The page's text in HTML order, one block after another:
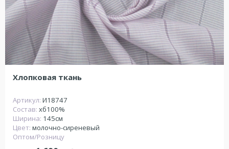
Хлопковая ткань
Артикул: И18747
Состав: хб100%
Ширина: 145см
Цвет: молочно-сиреневый
Оптом/Розницу